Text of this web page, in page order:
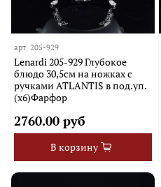
арт. 205-929
Lenardi 205-929 Глубокое
блюдо 30,5см на ножках с
ручками ATLANTIS в под.уп.
(х6)Фарфор
2760.00 руб
В корзину